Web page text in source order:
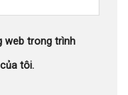
web trong trình
tôi.